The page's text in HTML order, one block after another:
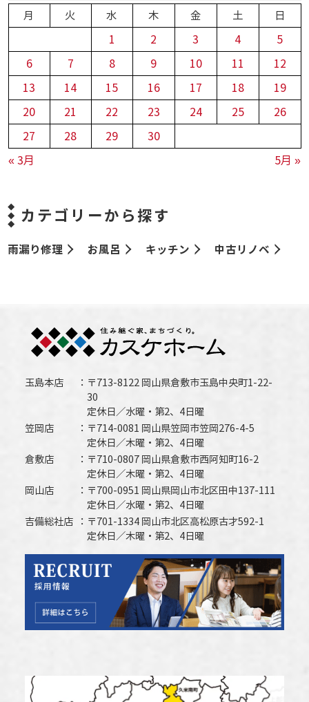
月 火 水 木 金 土 日
« 3月 5月 »
1 2 3 4
5
6
7 8 9 10 11
12
13
14 15 16 17 18
19
20
21 22 23 24 25
26
27
28 29 30
カテゴリーから探す
雨漏り修理 お風呂 キッチン 中古リノベ
玉島本店
〒713-8122 岡山県倉敷市玉島中央町1-22-
30
定休日／水曜・第2、4日曜
笠岡店
〒714-0081 岡山県笠岡市笠岡276-4-5
定休日／木曜・第2、4日曜
倉敷店
〒710-0807 岡山県倉敷市西阿知町16-2
定休日／木曜・第2、4日曜
岡山店
〒700-0951 岡山県岡山市北区田中137-111
定休日／水曜・第2、4日曜
吉備総社店
〒701-1334 岡山市北区高松原古才592-1
定休日／木曜・第2、4日曜